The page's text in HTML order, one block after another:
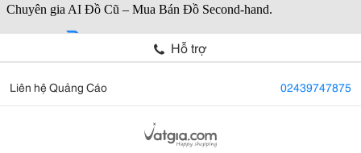
Hỗ trợ
Liên hệ Quảng Cáo 02439747875